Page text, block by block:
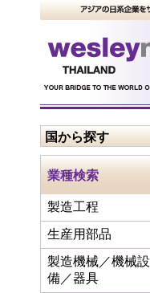
国から探す
業種検索
製造工程
生産用部品
製造機械／機械設
備／器具